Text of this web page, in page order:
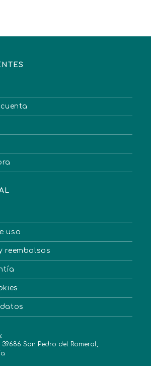
uso
reembolsos
39686 San Pedro del Romeral,